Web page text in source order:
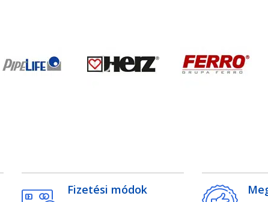
Fizetési módok